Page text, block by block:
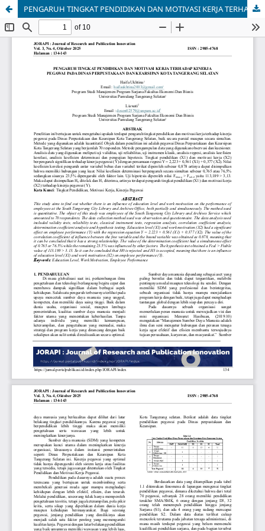
PENGARUH TINGKAT PENDIDIKAN DAN MOTIVASI KERJA TERHADAP KINERJA PEGAWAI PADA DINAS PERPUSTAKAAN DAN KEARSIPAN KOTA TANGERANG SELATAN